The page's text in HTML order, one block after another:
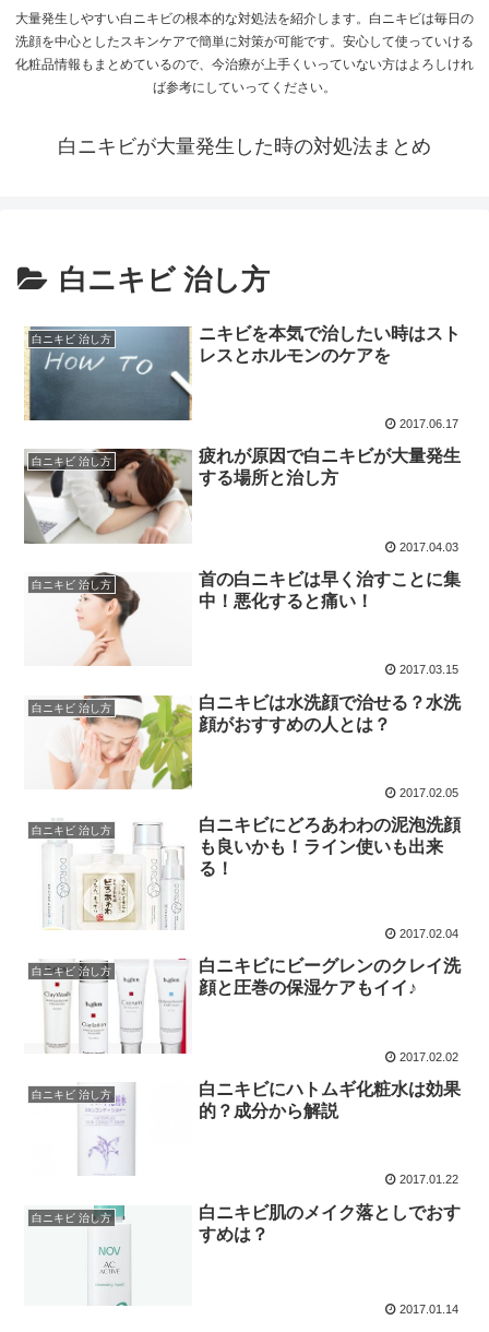
大量発生しやすい白ニキビの根本的な対処法を紹介します。白ニキビは毎日の
洗顔を中心としたスキンケアで簡単に対策が可能です。安心して使っていける
化粧品情報もまとめているので、今治療が上手くいっていない方はよろしけれ
ば参考にしていってください。
白ニキビが大量発生した時の対処法まとめ
白ニキビ 治し方
白ニキビ 治し方
ニキビを本気で治したい時はスト
レスとホルモンのケアを
2017.06.17
白ニキビ 治し方
疲れが原因で白ニキビが大量発生
する場所と治し方
2017.04.03
白ニキビ 治し方
首の白ニキビは早く治すことに集
中！悪化すると痛い！
2017.03.15
白ニキビ 治し方
白ニキビは水洗顔で治せる？水洗
顔がおすすめの人とは？
2017.02.05
白ニキビ 治し方
白ニキビにどろあわわの泥泡洗顔
も良いかも！ライン使いも出来
る！
2017.02.04
白ニキビ 治し方
白ニキビにビーグレンのクレイ洗
顔と圧巻の保湿ケアもイイ♪
2017.02.02
白ニキビ 治し方
白ニキビにハトムギ化粧水は効果
的？成分から解説
2017.01.22
白ニキビ 治し方
白ニキビ肌のメイク落としでおす
すめは？
2017.01.14